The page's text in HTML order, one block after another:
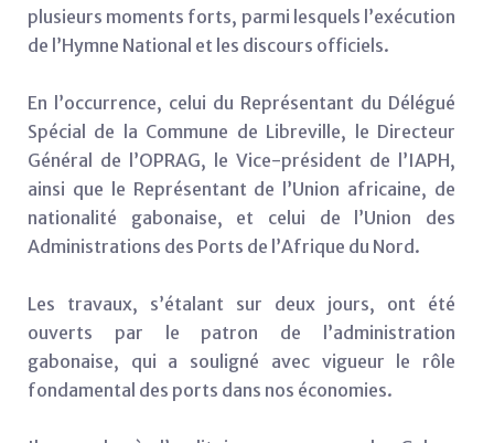
plusieurs moments forts, parmi lesquels l’exécution
de l’Hymne National et les discours officiels.
En l’occurrence, celui du Représentant du Délégué
Spécial de la Commune de Libreville, le Directeur
Général de l’OPRAG, le Vice-président de l’IAPH,
ainsi que le Représentant de l’Union africaine, de
nationalité gabonaise, et celui de l’Union des
Administrations des Ports de l’Afrique du Nord.
Les travaux, s’étalant sur deux jours, ont été
ouverts par le patron de l’administration
gabonaise, qui a souligné avec vigueur le rôle
fondamental des ports dans nos économies.